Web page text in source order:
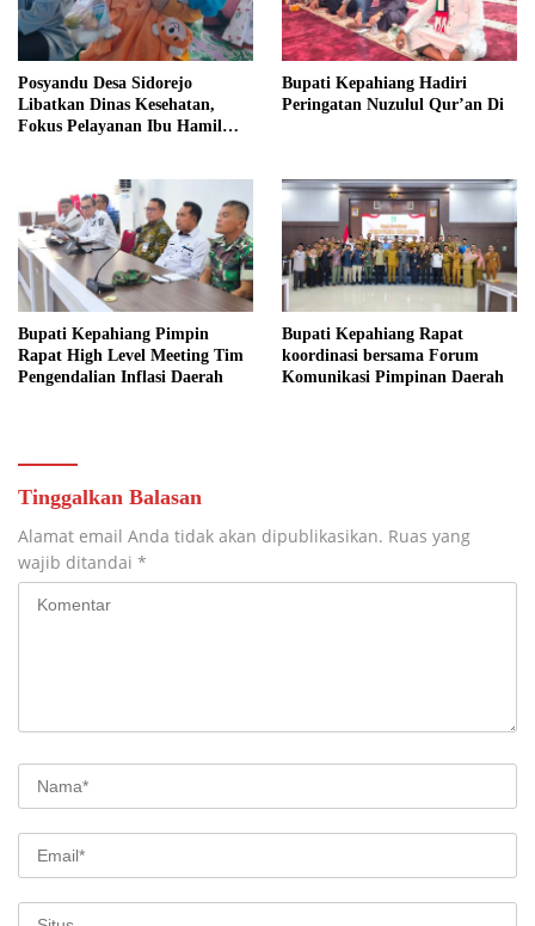
Posyandu Desa Sidorejo
Libatkan Dinas Kesehatan,
Fokus Pelayanan Ibu Hamil
Bupati Kepahiang Hadiri
Peringatan Nuzulul Qur’an Di
Bupati Kepahiang Pimpin
Rapat High Level Meeting Tim
Pengendalian Inflasi Daerah
Bupati Kepahiang Rapat
koordinasi bersama Forum
Komunikasi Pimpinan Daerah
Tinggalkan Balasan
Alamat email Anda tidak akan dipublikasikan. Ruas yang
wajib ditandai *